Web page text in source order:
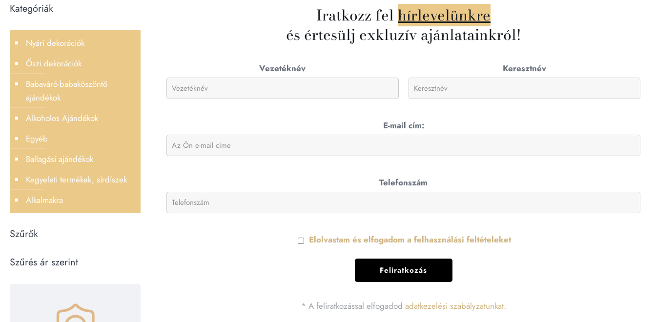
Iratkozz fel hírlevelünkre
és értesülj exkluzív ajánlatainkról!
Vezetéknév Keresztnév
E-mail cím:
Telefonszám
Elolvastam és elfogadom a felhasználási feltételeket
* A feliratkozással elfogadod adatkezelési szabályzatunkat.
Kategóriák
Nyári dekorációk
Őszi dekorációk
Babaváró-babaköszöntő
ajándékok
Alkoholos Ajándékok
Egyéb
Ballagási ajándékok
Kegyeleti termékek, sírdíszek
Alkalmakra
Szűrők
Szűrés ár szerint